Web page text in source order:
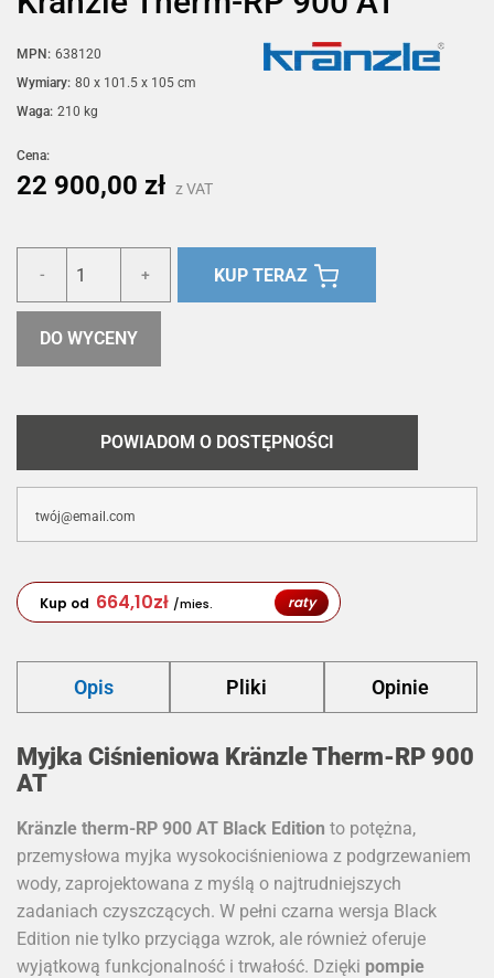
MPN: 638120
Wymiary: 80 x 101.5 x 105 cm
Waga: 210 kg
Cena:
22 900,00 zł z VAT
- + KUP TERAZ
DO WYCENY
POWIADOM O DOSTĘPNOŚCI
Kup od 664,10zł /mies. raty
Opis Pliki Opinie
Myjka Ciśnieniowa Kränzle Therm-RP 900
AT
Kränzle therm-RP 900 AT Black Edition to potężna,
przemysłowa myjka wysokociśnieniowa z podgrzewaniem
wody, zaprojektowana z myślą o najtrudniejszych
zadaniach czyszczących. W pełni czarna wersja Black
Edition nie tylko przyciąga wzrok, ale również oferuje
wyjątkową funkcjonalność i trwałość. Dzięki pompie